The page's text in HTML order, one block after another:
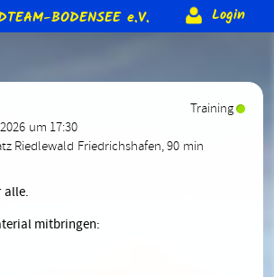
BODENSEEe.V. Login
2013 usw.
Skateday
Trainer
Gruppen (intern)
Material-Info
Alte Webseite
Training
um 17:30
Riedlewald Friedrichshafen, 90 min
alle.
mitbringen: